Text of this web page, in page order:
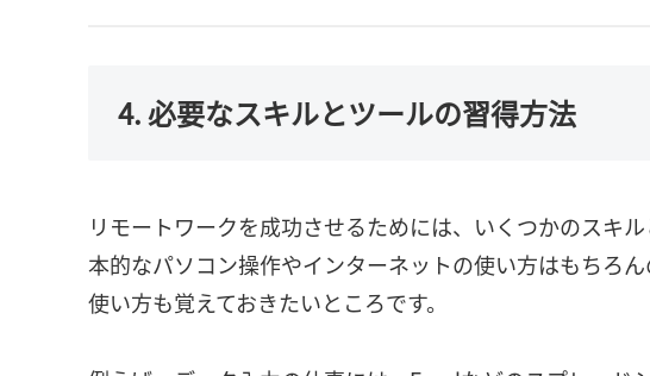
4. 必要なスキルとツールの習得方法
リモートワークを成功させるためには、いくつかのスキ
本的なパソコン操作やインターネットの使い方はもちろ
使い方も覚えておきたいところです。